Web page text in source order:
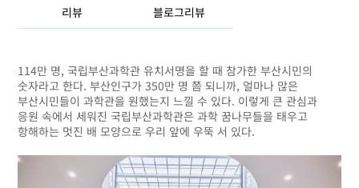
리뷰 블로그리뷰
114만 명, 국립부산과학관 유치서명을 할 때 참가한 부산시민의
숫자라고 한다. 부산인구가 350만 명 쯤 되니까, 얼마나 많은
부산시민들이 과학관을 원했는지 느낄 수 있다. 이렇게 큰 관심과
응원 속에서 세워진 국립부산과학관은 과학 꿈나무들을 태우고
항해하는 멋진 배 모양으로 우리 앞에 우뚝 서 있다.